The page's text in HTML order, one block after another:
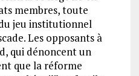
membres, toute
jeu institutionnel
Les opposants à
qui dénoncent un
que la réforme